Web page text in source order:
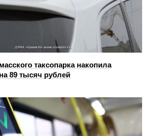
таксопарка накопила
89 тысяч рублей